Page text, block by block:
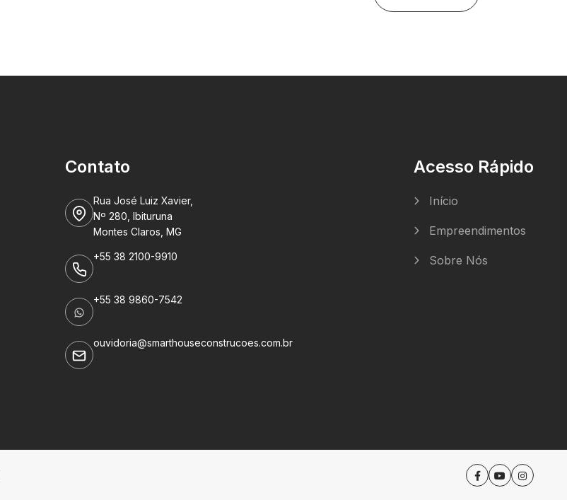
Contato
Rua José Luiz Xavier,
Nº 280, Ibituruna
Montes Claros, MG
+55 38 2100-9910
+55 38 9860-7542
ouvidoria@smarthouseconstrucoes.com.br
Acesso Rápido
Início
Empreendimentos
Sobre Nós